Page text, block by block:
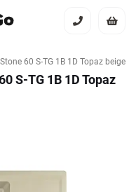
60 S-TG 1B 1D Topaz beige
S-TG 1B 1D Topaz